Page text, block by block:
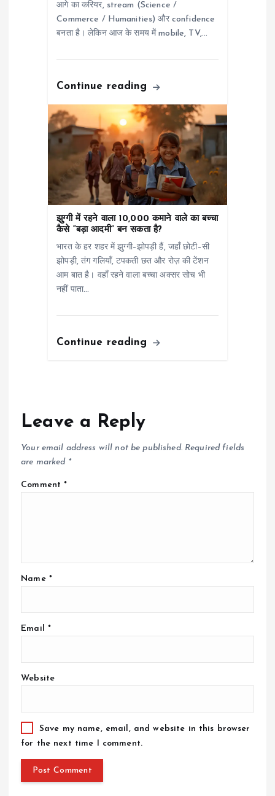
आगे का करियर, stream (Science /
Commerce / Humanities) और confidence
बनता है। लेकिन आज के समय में mobile, TV,…
Continue reading
झुग्गी में रहने वाला 10,000 कमाने वाले का बच्चा
कैसे “बड़ा आदमी” बन सकता है?
भारत के हर शहर में झुग्गी–झोपड़ी हैं, जहाँ छोटी–सी
झोपड़ी, तंग गलियाँ, टपकती छत और रोज़ की टेंशन
आम बात है। वहाँ रहने वाला बच्चा अक्सर सोच भी
नहीं पाता…
Continue reading
Leave a Reply
Your email address will not be published. Required fields
are marked *
Comment*
Name *
Email *
Website
Save my name, email, and website in this browser
for the next time I comment.